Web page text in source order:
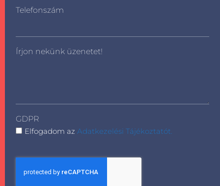
Telefonszám
Írjon nekünk üzenetet!
GDPR
Elfogadom azAdatkezelési Tájékoztatót.